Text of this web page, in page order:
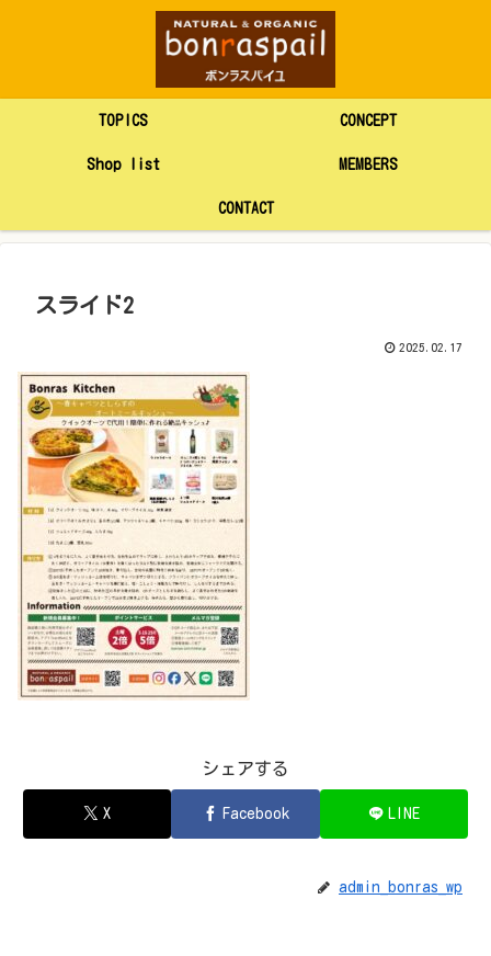
TOPICS CONCEPT
Shop list MEMBERS
CONTACT
スライド2
2025.02.17
シェアする
X Facebook LINE
admin_bonras_wp